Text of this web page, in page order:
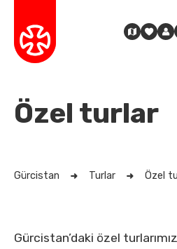
Özel turlar
Gürcistan Turlar Özel
Gürcistan’daki özel